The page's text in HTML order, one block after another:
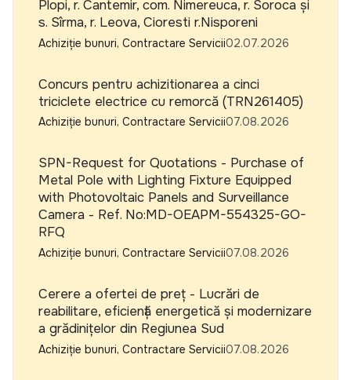
Plopi, r. Cantemir, com. Nimereuca, r. Soroca și
s. Sîrma, r. Leova, Cioresti r.Nisporeni
Achiziție bunuri, Contractare Servicii02.07.2026
Concurs pentru achizitionarea a cinci
triciclete electrice cu remorcă (TRN261405)
Achiziție bunuri, Contractare Servicii07.08.2026
SPN-Request for Quotations - Purchase of
Metal Pole with Lighting Fixture Equipped
with Photovoltaic Panels and Surveillance
Camera - Ref. No:MD-OEAPM-554325-GO-
RFQ
Achiziție bunuri, Contractare Servicii07.08.2026
Cerere a ofertei de preț - Lucrări de
reabilitare, eficiență energetică și modernizare
a grădinițelor din Regiunea Sud
Achiziție bunuri, Contractare Servicii07.08.2026